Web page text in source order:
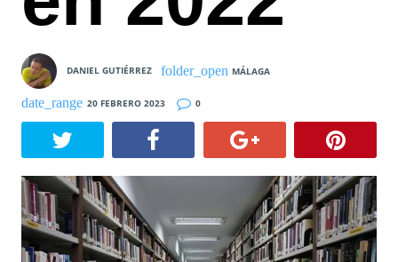
DANIEL GUTIÉRREZ MÁLAGA
20 FEBRERO 2023 0